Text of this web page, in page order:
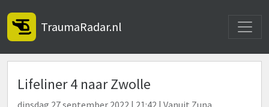
TraumaRadar.nl
Lifeliner 4 naar Zwolle
dinsdag 27 september 2022 | 21:42 | Vanuit Zuna